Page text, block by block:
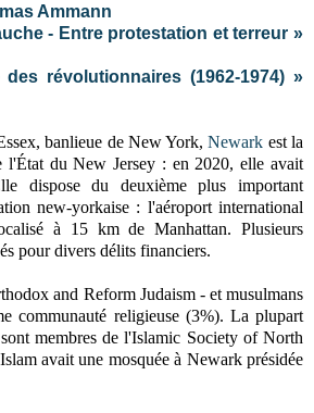
Ammann
- Entre protestation et terreur »
révolutionnaires (1962-1974) »
banlieue de New York,Newark est la
l'État du New Jersey : en 2020, elle avait
dispose du deuxième plus important
new-yorkaise : l'aéroport international
à 15 km de Manhattan. Plusieurs
pour divers délits financiers.
and Reform Judaism - et musulmans
communauté religieuse (3%). La plupart
membres de l'Islamic Society of North
avait une mosquée à Newark présidée